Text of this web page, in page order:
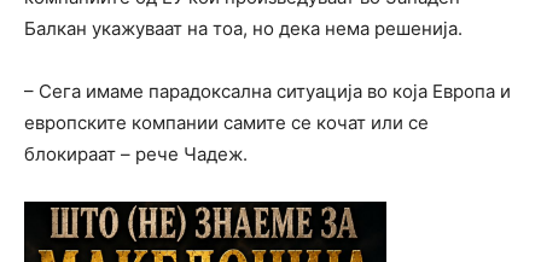
Балкан укажуваат на тоа, но дека нема решенија.
– Сега имаме парадоксална ситуација во која Европа и
европските компании самите се кочат или се
блокираат – рече Чадеж.